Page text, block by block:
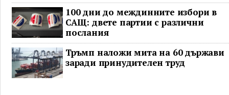
100 дни до междинните избори в
САЩ: двете партии с различни
послания
Тръмп наложи мита на 60 държави
заради принудителен труд